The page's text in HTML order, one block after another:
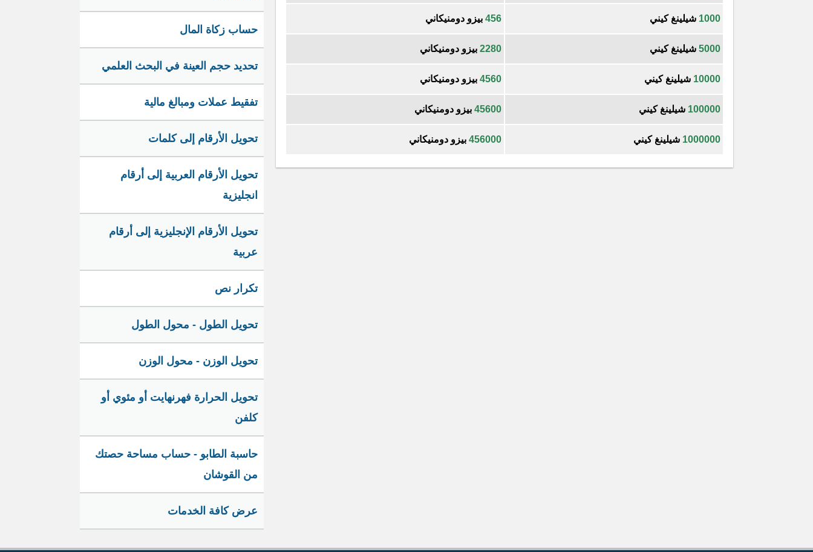
1000 شيلينغ كيني 456 بيزو دومنيكاني
5000 شيلينغ كيني 2280 بيزو دومنيكاني
10000 شيلينغ كيني 4560 بيزو دومنيكاني
100000 شيلينغ كيني 45600 بيزو دومنيكاني
1000000 شيلينغ كيني 456000 بيزو دومنيكاني
حساب زكاة المال
تحديد حجم العينة في البحث العلمي
تفقيط عملات ومبالغ مالية
تحويل الأرقام إلى كلمات
تحويل الأرقام العربية إلى أرقام
انجليزية
تحويل الأرقام الإنجليزية إلى أرقام
عربية
تكرار نص
تحويل الطول - محول الطول
تحويل الوزن - محول الوزن
تحويل الحرارة فهرنهايت أو مئوي أو
كلفن
حاسبة الطابو - حساب مساحة حصتك
من القوشان
عرض كافة الخدمات